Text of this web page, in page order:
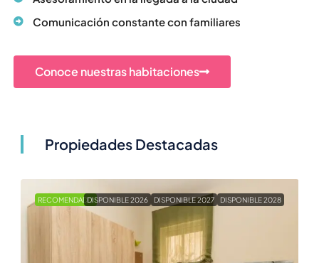
Comunicación constante con familiares
Conoce nuestras habitaciones
Propiedades Destacadas
RECOMENDADODISPONIBLE 2026 DISPONIBLE 2027 DISPONIBLE 2028